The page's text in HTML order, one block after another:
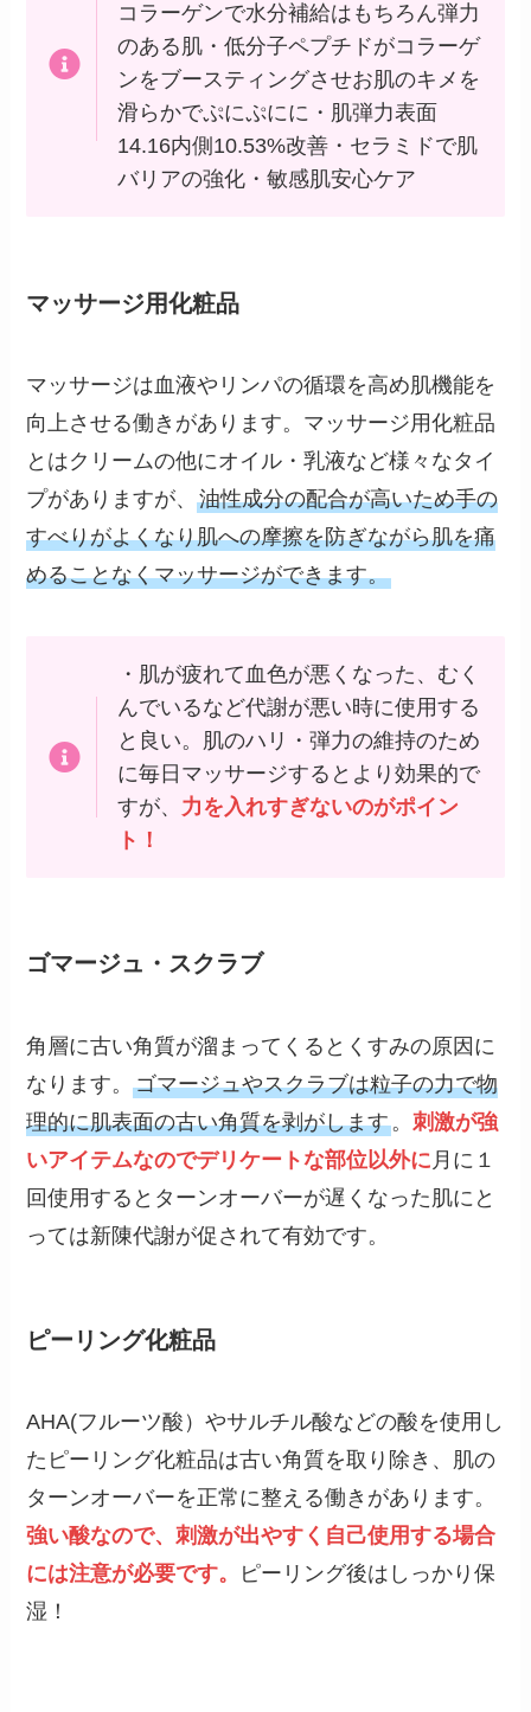
コラーゲンで水分補給はもちろん弾力
のある肌・低分子ペプチドがコラーゲ
ンをブースティングさせお肌のキメを
滑らかでぷにぷにに・肌弾力表面
14.16内側10.53%改善・セラミドで肌
バリアの強化・敏感肌安心ケア
マッサージ用化粧品
マッサージは血液やリンパの循環を高め肌機能を
向上させる働きがあります。マッサージ用化粧品
とはクリームの他にオイル・乳液など様々なタイ
プがありますが、油性成分の配合が高いため手の
すべりがよくなり肌への摩擦を防ぎながら肌を痛
めることなくマッサージができます。
・肌が疲れて血色が悪くなった、むく
んでいるなど代謝が悪い時に使用する
と良い。肌のハリ・弾力の維持のため
に毎日マッサージするとより効果的で
すが、 力を入れすぎないのがポイン
ト！
ゴマージュ・スクラブ
角層に古い角質が溜まってくるとくすみの原因に
なります。ゴマージュやスクラブは粒子の力で物
理的に肌表面の古い角質を剥がします。刺激が強
いアイテムなのでデリケートな部位以外に 月に１
回使用するとターンオーバーが遅くなった肌にと
っては新陳代謝が促されて有効です。
ピーリング化粧品
AHA(フルーツ酸）やサルチル酸などの酸を使用し
たピーリング化粧品は古い角質を取り除き、肌の
ターンオーバーを正常に整える働きがあります。
強い酸なので、刺激が出やすく自己使用する場合
には注意が必要です。
ピーリング後はしっかり保
湿！